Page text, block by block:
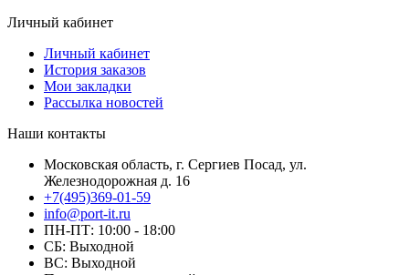
Личный кабинет
Личный кабинет
История заказов
Мои закладки
Рассылка новостей
Наши контакты
Московская область, г. Сергиев Посад, ул.
Железнодорожная д. 16
+7(495)369-01-59
info@port-it.ru
ПН-ПТ: 10:00 - 18:00
СБ: Выходной
ВС: Выходной